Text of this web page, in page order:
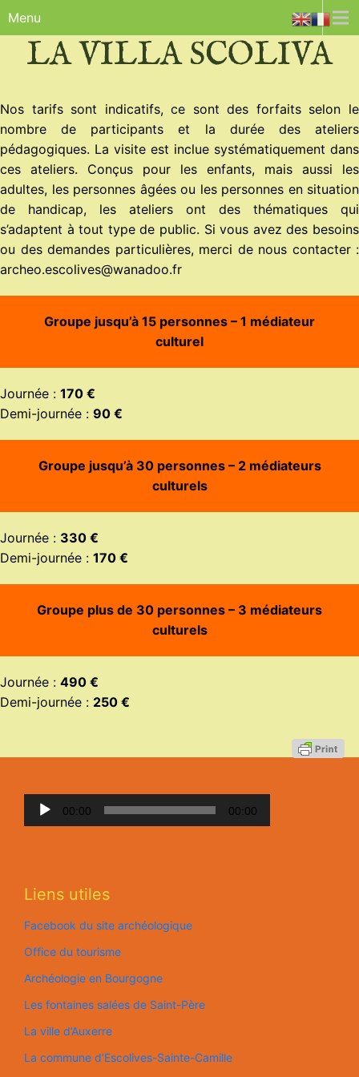
Menu
LA VILLA SCOLIVA
Nos tarifs sont indicatifs, ce sont des forfaits selon le
nombre de participants et la durée des ateliers
pédagogiques. La visite est inclue systématiquement dans
ces ateliers. Conçus pour les enfants, mais aussi les
adultes, les personnes âgées ou les personnes en situation
de handicap, les ateliers ont des thématiques qui
s’adaptent à tout type de public. Si vous avez des besoins
ou des demandes particulières, merci de nous contacter :
archeo.escolives@wanadoo.fr
Groupe jusqu’à 15 personnes – 1 médiateur
culturel
Journée : 170 €
Demi-journée : 90 €
Groupe jusqu’à 30 personnes – 2 médiateurs
culturels
Journée : 330 €
Demi-journée : 170 €
Groupe plus de 30 personnes – 3 médiateurs
culturels
Journée : 490 €
Demi-journée : 250 €
Lecteur
audio
00:00 00:00
Liens utiles
Facebook du site archéologique
Office du tourisme
Archéologie en Bourgogne
Les fontaines salées de Saint-Père
La ville d’Auxerre
La commune d’Escolives-Sainte-Camille